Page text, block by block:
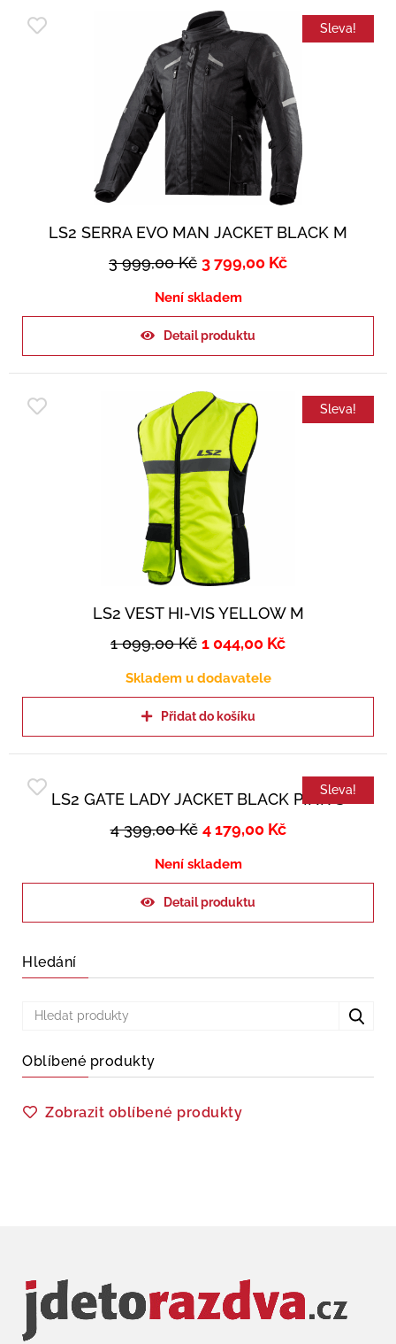
Sleva!
LS2 SERRA EVO MAN JACKET BLACK M
3 999,00Kč 3 799,00 Kč
Není skladem
Detail produktu
Sleva!
LS2 VEST HI-VIS YELLOW M
1 099,00Kč 1 044,00 Kč
Skladem u dodavatele
Přidat do košíku
Sleva!
LS2 GATE LADY JACKET BLACK PINK S
4 399,00Kč 4 179,00 Kč
Není skladem
Detail produktu
Hledání
Oblíbené produkty
Zobrazit oblíbené produkty